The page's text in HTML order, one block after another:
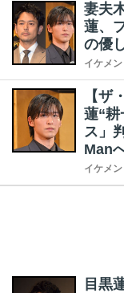
妻夫
蓮、
の優
イケメン
【ザ
蓮“耕
ス」
Man
イケメン
目黒